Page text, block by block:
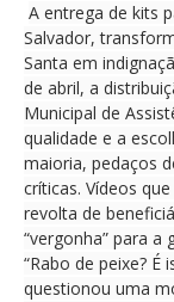
A entrega de kits
Salvador,
Santa em
de abril, a
Municipal de
qualidade e a
maioria, pedaços
críticas. Vídeos
revolta de
“vergonha” para a
“Rabo de peixe? É
questionou uma